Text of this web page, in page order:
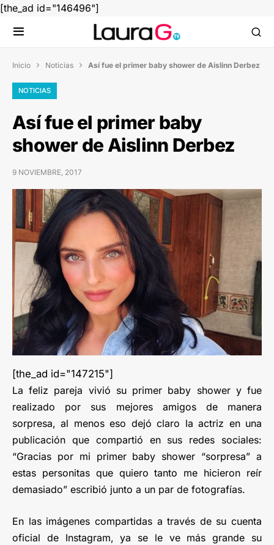
[the_ad id="146496"]
Inicio  Noticias  Así fue el primer baby shower de Aislinn Derbez
NOTICIAS
Así fue el primer baby
shower de Aislinn Derbez
9 NOVIEMBRE, 2017
[the_ad id="147215"]
La feliz pareja vivió su primer baby shower y fue
realizado por sus mejores amigos de manera
sorpresa, al menos eso dejó claro la actriz en una
publicación que compartió en sus redes sociales:
“Gracias por mi primer baby shower “sorpresa” a
estas personitas que quiero tanto me hicieron reír
demasiado” escribió junto a un par de fotografías.
En las imágenes compartidas a través de su cuenta
oficial de Instagram, ya se le ve más grande su